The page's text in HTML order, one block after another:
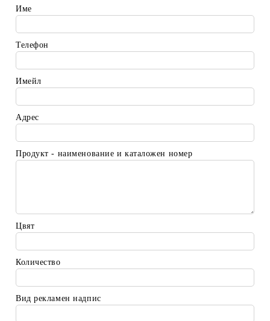
Име
Телефон
Имейл
Адрес
Продукт - наименование и каталожен номер
Цвят
Количество
Вид рекламен надпис